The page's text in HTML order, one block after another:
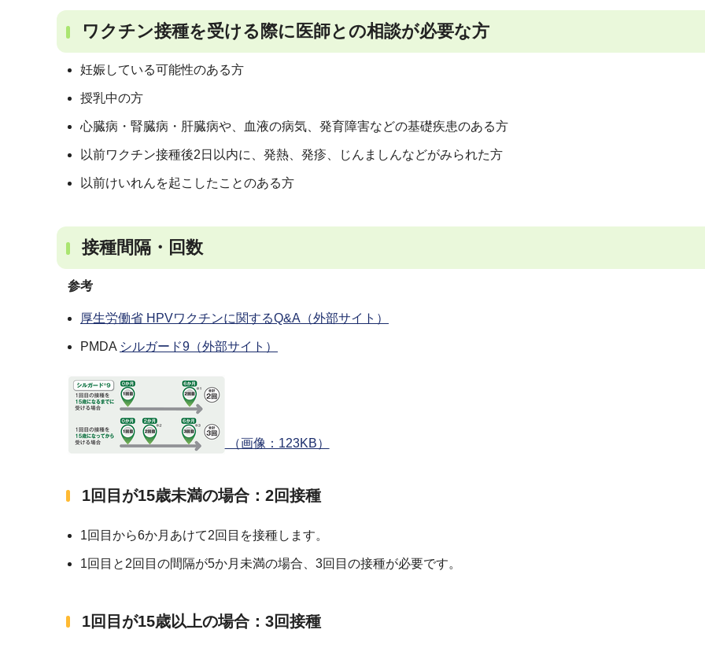
ワクチン接種を受ける際に医師との相談が必要な方
妊娠している可能性のある方
授乳中の方
心臓病・腎臓病・肝臓病や、血液の病気、発育障害などの基礎疾患のある方
以前ワクチン接種後2日以内に、発熱、発疹、じんましんなどがみられた方
以前けいれんを起こしたことのある方
接種間隔・回数
参考
厚生労働省 HPVワクチンに関するQ&A（外部サイト）
PMDA シルガード9（外部サイト）
（画像：123KB）
1回目が15歳未満の場合：2回接種
1回目から6か月あけて2回目を接種します。
1回目と2回目の間隔が5か月未満の場合、3回目の接種が必要です。
1回目が15歳以上の場合：3回接種